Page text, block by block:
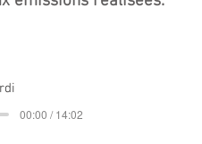
00:00 / 14:02